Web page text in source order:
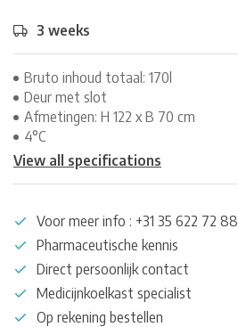
3 weeks
Bruto inhoud totaal: 170l
Deur met slot
Afmetingen: H 122 x B 70 cm
4°C
View all specifications
Voor meer info : +31 35 622 72 88
Pharmaceutische kennis
Direct persoonlijk contact
Medicijnkoelkast specialist
Op rekening bestellen